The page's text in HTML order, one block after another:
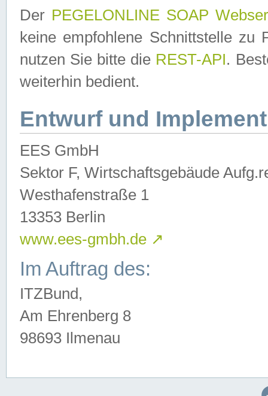
Der PEGELONLINE SOAP
keine empfohlene Schnittstelle zu
nutzen Sie bitte die REST-API.
weiterhin bedient.
Entwurf und
EES GmbH
Sektor F, Wirtschaftsgebäude
Westhafenstraße 1
13353 Berlin
www.ees-gmbh.de ↗
Im Auftrag des:
ITZBund,
Am Ehrenberg 8
98693 Ilmenau